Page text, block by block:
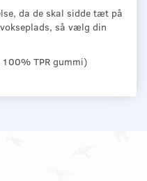
da de skal sidde tæt på
så vælg din
TPR gummi)